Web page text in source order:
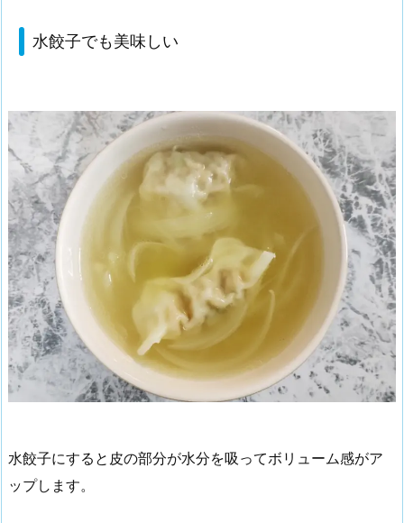
水餃子でも美味しい
水餃子にすると皮の部分が水分を吸ってボリューム感がア
ップします。